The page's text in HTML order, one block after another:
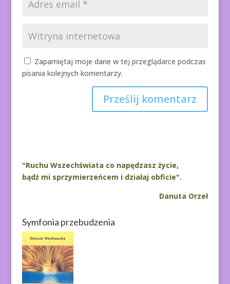
Zapamiętaj moje dane w tej przeglądarce podczas
pisania kolejnych komentarzy.
r
n
v
:
"Ruchu Wszechświata co napędzasz życie,
bądź mi sprzymierzeńcem i działaj obficie".
Danuta Orzeł
Symfonia przebudzenia